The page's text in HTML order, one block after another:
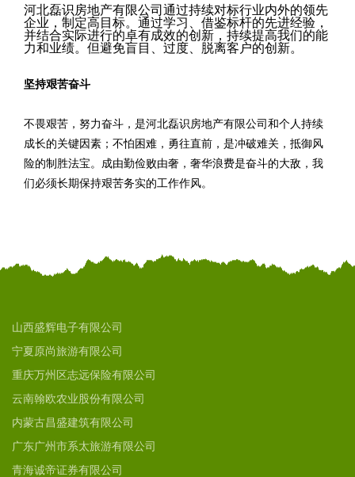
河北磊识房地产有限公司通过持续对标行业内外的领先
企业，制定高目标。通过学习、借鉴标杆的先进经验，
并结合实际进行的卓有成效的创新，持续提高我们的能
力和业绩。但避免盲目、过度、脱离客户的创新。
坚持艰苦奋斗
不畏艰苦，努力奋斗，是河北磊识房地产有限公司和个人持续
成长的关键因素；不怕困难，勇往直前，是冲破难关，抵御风
险的制胜法宝。成由勤俭败由奢，奢华浪费是奋斗的大敌，我
们必须长期保持艰苦务实的工作作风。
山西盛辉电子有限公司
宁夏原尚旅游有限公司
重庆万州区志远保险有限公司
云南翰欧农业股份有限公司
内蒙古昌盛建筑有限公司
广东广州市系太旅游有限公司
青海诚帝证券有限公司